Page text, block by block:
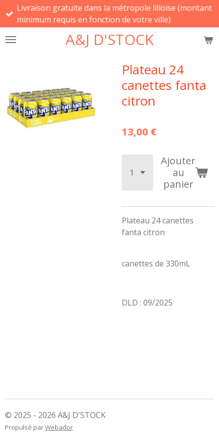
Passer
principal
A&J D'STOCK
Livraison gratuite dans la métropole lilloise (montant
minimum requis en fonction de votre ville)
Plateau 24
canettes fanta
citron
13,00 €
Ajouter
au
panier
Plateau 24 canettes
fanta citron
canettes de 330mL
DLD : 09/2025
© 2025 - 2026 A&J D'STOCK
Propulsé parWebador